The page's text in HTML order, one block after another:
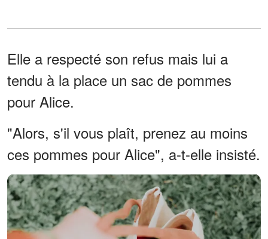
Elle a respecté son refus mais lui a
tendu à la place un sac de pommes
pour Alice.
"Alors, s'il vous plaît, prenez au moins
ces pommes pour Alice", a-t-elle insisté.